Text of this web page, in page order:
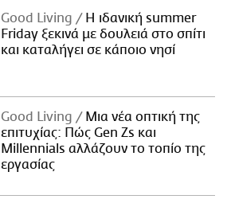
Good Living
Η ιδανική summer
Friday ξεκινά με δουλειά στο σπίτι
και καταλήγει σε κάποιο νησί
Good Living
Μια νέα οπτική της
επιτυχίας: Πώς Gen Zs και
Millennials αλλάζουν το τοπίο της
εργασίας